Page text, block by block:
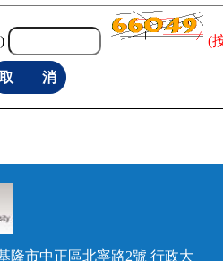
(
基隆市中正區北寧路2號 行政大